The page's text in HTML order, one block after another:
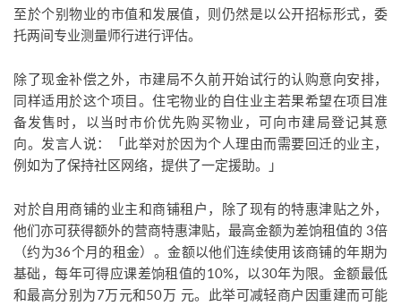
至於个别物业的市值和发展值，则仍然是以公开招标形式，委
托两间专业测量师行进行评估。
除了现金补偿之外，市建局不久前开始试行的认购意向安排，
同样适用於这个项目。住宅物业的自住业主若果希望在项目准
备发售时，以当时市价优先购买物业，可向市建局登记其意
向。发言人说：「此举对於因为个人理由而需要回迁的业主，
例如为了保持社区网络，提供了一定援助。」
对於自用商铺的业主和商铺租户，除了现有的特惠津贴之外，
他们亦可获得额外的营商特惠津贴，最高金额为差饷租值的 3倍
（约为36个月的租金）。金额以他们连续使用该商铺的年期为
基础，每年可得应课差饷租值的10%，以30年为限。金额最低
和最高分别为7万元和50万 元。此举可减轻商户因重建而可能